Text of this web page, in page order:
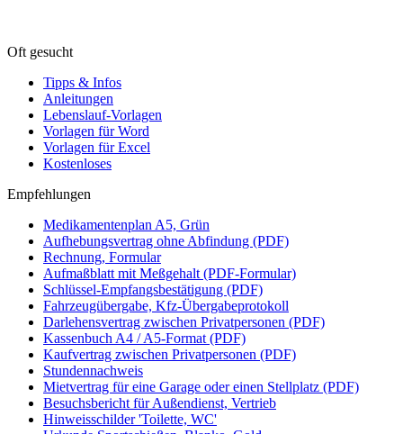
Oft gesucht
Tipps & Infos
Anleitungen
Lebenslauf-Vorlagen
Vorlagen für Word
Vorlagen für Excel
Kostenloses
Empfehlungen
Medikamentenplan A5, Grün
Aufhebungsvertrag ohne Abfindung (PDF)
Rechnung, Formular
Aufmaßblatt mit Meßgehalt (PDF-Formular)
Schlüssel-Empfangsbestätigung (PDF)
Fahrzeugübergabe, Kfz-Übergabeprotokoll
Darlehensvertrag zwischen Privatpersonen (PDF)
Kassenbuch A4 / A5-Format (PDF)
Kaufvertrag zwischen Privatpersonen (PDF)
Stundennachweis
Mietvertrag für eine Garage oder einen Stellplatz (PDF)
Besuchsbericht für Außendienst, Vertrieb
Hinweisschilder 'Toilette, WC'